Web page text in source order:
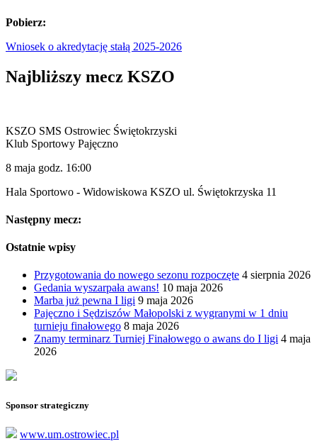
Pobierz:
Wniosek o akredytację stałą 2025-2026
Najbliższy mecz KSZO
KSZO SMS Ostrowiec Świętokrzyski
Klub Sportowy Pajęczno
8 maja godz. 16:00
Hala Sportowo - Widowiskowa KSZO ul. Świętokrzyska 11
Następny mecz:
Ostatnie wpisy
Przygotowania do nowego sezonu rozpoczęte 4 sierpnia 2026
Gedania wyszarpała awans! 10 maja 2026
Marba już pewna I ligi 9 maja 2026
Pajęczno i Sędziszów Małopolski z wygranymi w 1 dniu
turnieju finałowego 8 maja 2026
Znamy terminarz Turniej Finałowego o awans do I ligi 4 maja
2026
Sponsor strategiczny
www.um.ostrowiec.pl